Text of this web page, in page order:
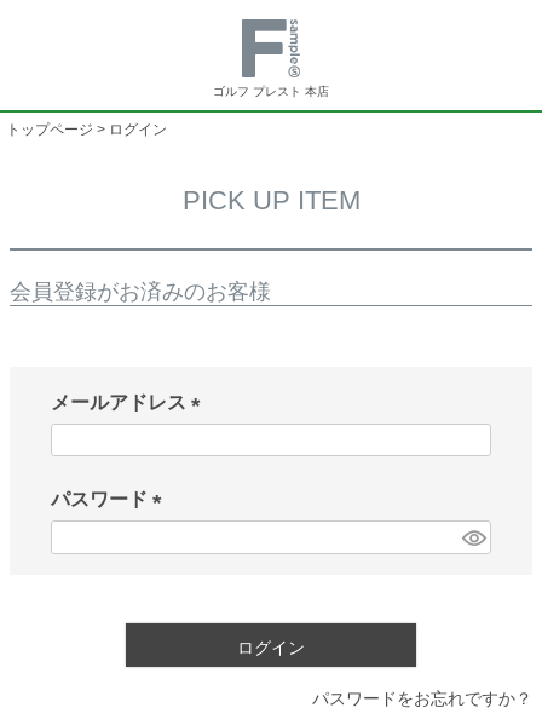
ゴルフ プレスト 本店
トップページ ログイン
PICK UP ITEM
会員登録がお済みのお客様
メールアドレス
)
パスワード
)
ログイン
パスワードをお忘れですか？